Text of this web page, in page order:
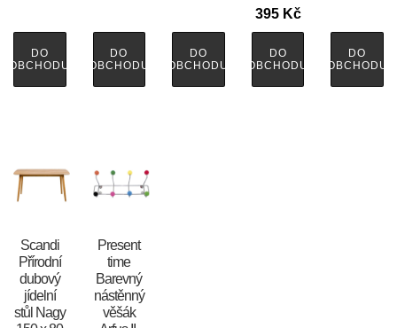
DO
OBCHODU
DO
OBCHODU
DO
OBCHODU
395 Kč
DO
OBCHODU
DO
OBCHODU
Scandi
Přírodní
dubový
jídelní
stůl Nagy
Present
time
Barevný
nástěnný
věšák